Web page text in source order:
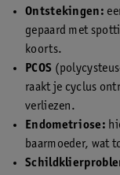
Ontstekingen:
gepaard met
koorts.
PCOS
raakt je cyclus
verliezen.
Endometriose:
baarmoeder, wat